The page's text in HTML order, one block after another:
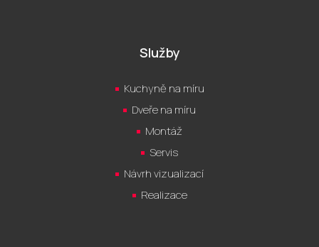
Služby
Kuchyně na míru
Dveře na míru
Montáž
Servis
Návrh vizualizací
Realizace